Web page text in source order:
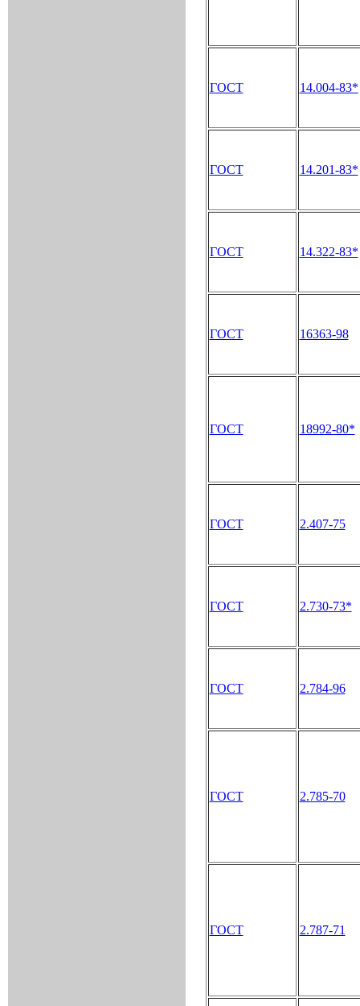
ГОСТ 14.004-83*
ГОСТ 14.201-83*
ГОСТ 14.322-83*
ГОСТ 16363-98
ГОСТ 18992-80*
ГОСТ 2.407-75
ГОСТ 2.730-73*
ГОСТ 2.784-96
ГОСТ 2.785-70
ГОСТ 2.787-71